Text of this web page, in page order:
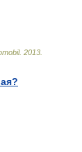
. 2013